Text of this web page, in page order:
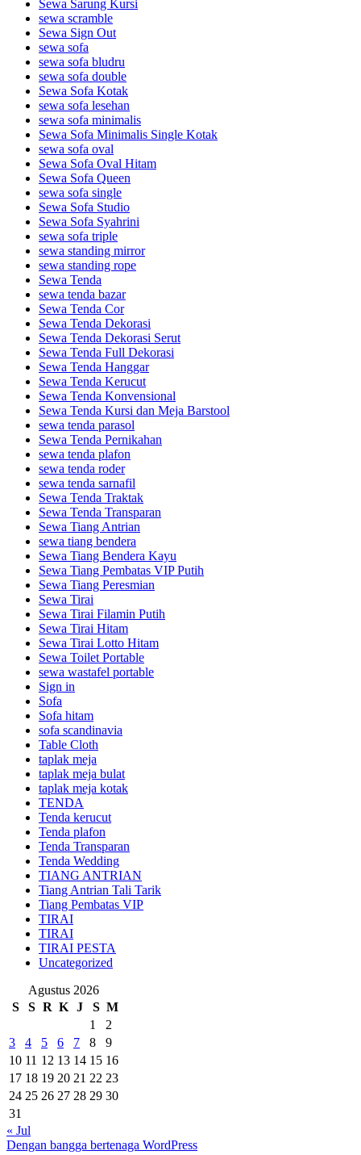
Sewa Sarung Kursi
sewa scramble
Sewa Sign Out
sewa sofa
sewa sofa bludru
sewa sofa double
Sewa Sofa Kotak
sewa sofa lesehan
sewa sofa minimalis
Sewa Sofa Minimalis Single Kotak
sewa sofa oval
Sewa Sofa Oval Hitam
Sewa Sofa Queen
sewa sofa single
Sewa Sofa Studio
Sewa Sofa Syahrini
sewa sofa triple
sewa standing mirror
sewa standing rope
Sewa Tenda
sewa tenda bazar
Sewa Tenda Cor
Sewa Tenda Dekorasi
Sewa Tenda Dekorasi Serut
Sewa Tenda Full Dekorasi
Sewa Tenda Hanggar
Sewa Tenda Kerucut
Sewa Tenda Konvensional
Sewa Tenda Kursi dan Meja Barstool
sewa tenda parasol
Sewa Tenda Pernikahan
sewa tenda plafon
sewa tenda roder
sewa tenda sarnafil
Sewa Tenda Traktak
Sewa Tenda Transparan
Sewa Tiang Antrian
sewa tiang bendera
Sewa Tiang Bendera Kayu
Sewa Tiang Pembatas VIP Putih
Sewa Tiang Peresmian
Sewa Tirai
Sewa Tirai Filamin Putih
Sewa Tirai Hitam
Sewa Tirai Lotto Hitam
Sewa Toilet Portable
sewa wastafel portable
Sign in
Sofa
Sofa hitam
sofa scandinavia
Table Cloth
taplak meja
taplak meja bulat
taplak meja kotak
TENDA
Tenda kerucut
Tenda plafon
Tenda Transparan
Tenda Wedding
TIANG ANTRIAN
Tiang Antrian Tali Tarik
Tiang Pembatas VIP
TIRAI
TIRAI
TIRAI PESTA
Uncategorized
Agustus 2026
S
S R K J S M
1
2
3
4 5 6 7 8
9
10 11 12 13 14 15 16
17 18 19 20 21 22 23
24 25 26 27 28 29 30
31
« Jul
Dengan bangga bertenaga WordPress